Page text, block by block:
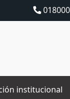
institucional